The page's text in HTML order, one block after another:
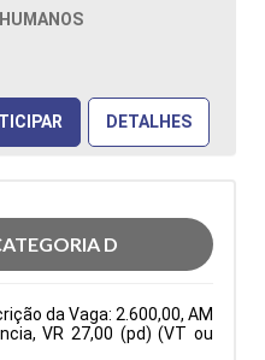
Atua na análise de
de cotações,
e condições comerciais,
e homologação
competitividade e
acompanha pedidos de
de entrega, resolve
à entrega, qualidade e
de decisões Tipo de
SP, Brasil Área de
Formação Acadêmica:
DETALHES
D
da Vaga: 2.600,00, AM
VR 27,00 (pd) (VT ou